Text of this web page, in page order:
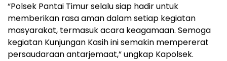
“Polsek Pantai Timur selalu siap hadir untuk
memberikan rasa aman dalam setiap kegiatan
masyarakat, termasuk acara keagamaan. Semoga
kegiatan Kunjungan Kasih ini semakin mempererat
persaudaraan antarjemaat,” ungkap Kapolsek.